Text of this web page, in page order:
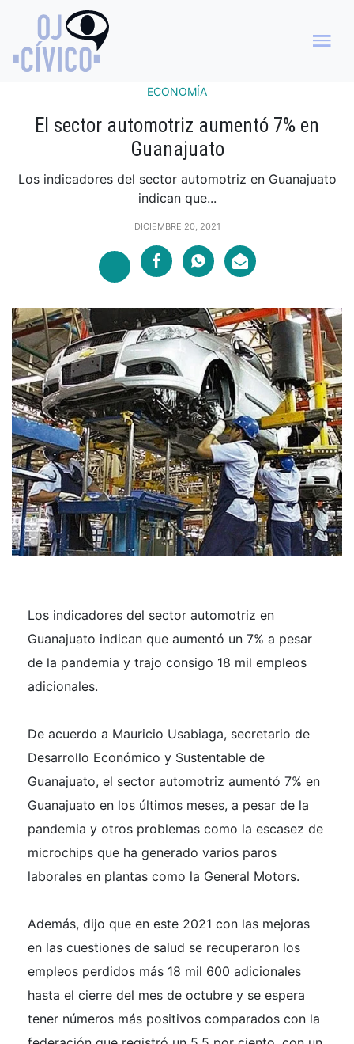
ECONOMÍA
El sector automotriz aumentó 7% en
Guanajuato
Los indicadores del sector automotriz en Guanajuato
indican que...
DICIEMBRE 20, 2021
Los indicadores del sector automotriz en
Guanajuato indican que aumentó un 7% a pesar
de la pandemia y trajo consigo 18 mil empleos
adicionales.
De acuerdo a Mauricio Usabiaga, secretario de
Desarrollo Económico y Sustentable de
Guanajuato, el sector automotriz aumentó 7% en
Guanajuato en los últimos meses, a pesar de la
pandemia y otros problemas como la escasez de
microchips que ha generado varios paros
laborales en plantas como la General Motors.
Además, dijo que en este 2021 con las mejoras
en las cuestiones de salud se recuperaron los
empleos perdidos más 18 mil 600 adicionales
hasta el cierre del mes de octubre y se espera
tener números más positivos comparados con la